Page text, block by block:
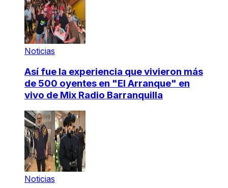
Noticias
Así fue la experiencia que vivieron más
de 500 oyentes en "El Arranque" en
vivo de Mix Radio Barranquilla
Noticias